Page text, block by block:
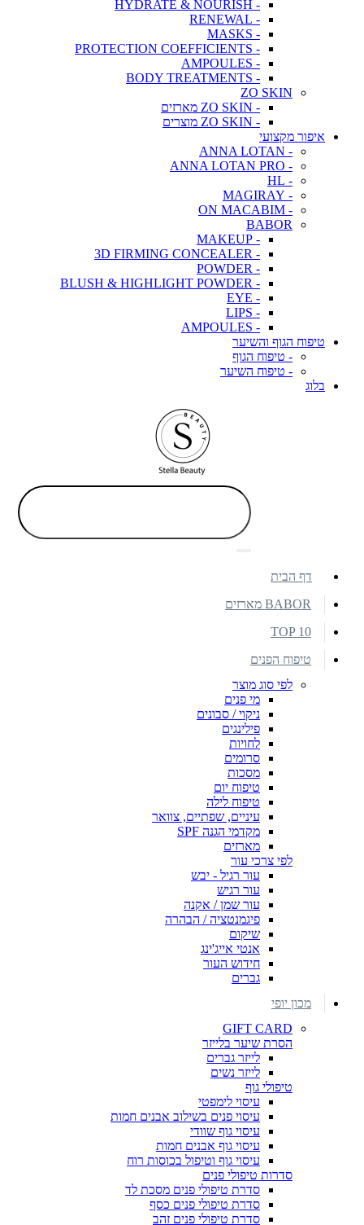
- HYDRATE & NOURISH
- RENEWAL
- MASKS
- PROTECTION COEFFICIENTS
- AMPOULES
- BODY TREATMENTS
ZO SKIN
- ZO SKIN מארזים
- ZO SKIN מוצרים
איפור מקצועי
- ANNA LOTAN
- ANNA LOTAN PRO
- HL
- MAGIRAY
- ON MACABIM
BABOR
- MAKEUP
- 3D FIRMING CONCEALER
- POWDER
- BLUSH & HIGHLIGHT POWDER
- EYE
- LIPS
- AMPOULES
טיפוח הגוף והשיער
- טיפוח הגוף
- טיפוח השיער
בלוג
דף הבית
BABOR מארזים
TOP 10
טיפוח הפנים
לפי סוג מוצר
מי פנים
ניקוי / סבונים
פילינגים
לחויות
סרומים
מסכות
טיפוח יום
טיפוח לילה
עיניים, שפתיים, צוואר
מקדמי הגנה SPF
מארזים
לפי צרכי עור
עור רגיל - יבש
עור רגיש
עור שמן / אקנה
פיגמנטציה / הבהרה
שיקום
אנטי אייג'ינג
חידוש העור
גברים
מכון יופי
GIFT CARD
הסרת שיער בלייזר
לייזר גברים
לייזר נשים
טיפולי גוף
עיסוי לימפטי
עיסוי פנים בשילוב אבנים חמות
עיסוי גוף שוודי
עיסוי גוף אבנים חמות
עיסוי גוף וטיפול בכוסות רוח
סדרות טיפולי פנים
סדרת טיפולי פנים מסכת לד
סדרת טיפולי פנים כסף
סדרת טיפולי פנים זהב